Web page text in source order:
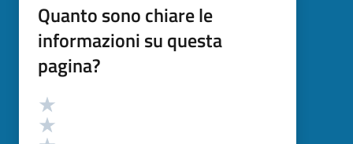
Quanto sono chiare le
informazioni su questa
pagina?
Valutazione